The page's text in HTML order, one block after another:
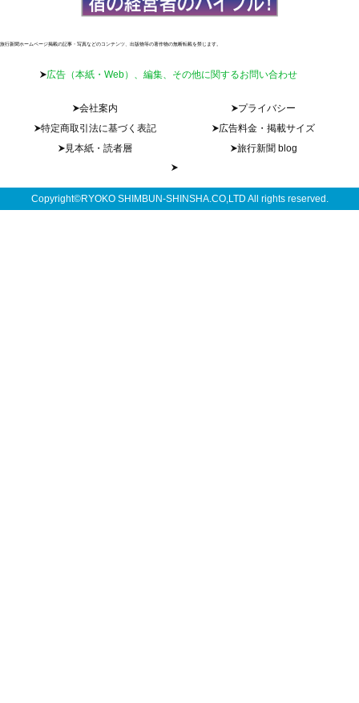
旅行新聞ホームページ掲載の記事・写真などのコンテンツ、出版物等の著作物の無断転載を禁じます。
広告（本紙・Web）、編集、その他に関するお問い合わせ
会社案内
プライバシー
特定商取引法に基づく表記
広告料金・掲載サイズ
見本紙・読者層
旅行新聞 blog
Copyright©RYOKO SHIMBUN-SHINSHA.CO,LTD All rights reserved.